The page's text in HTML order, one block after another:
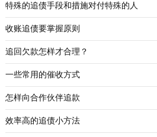
特殊的追债手段和措施对付特殊的人
收账追债要掌握原则
追回欠款怎样才合理？
一些常用的催收方式
怎样向合作伙伴追款
效率高的追债小方法